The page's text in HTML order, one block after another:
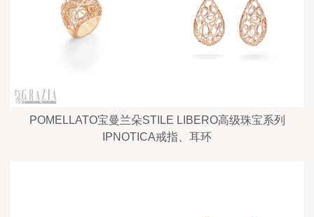
POMELLATO宝曼兰朵STILE LIBERO高级珠宝系列
IPNOTICA戒指、耳环